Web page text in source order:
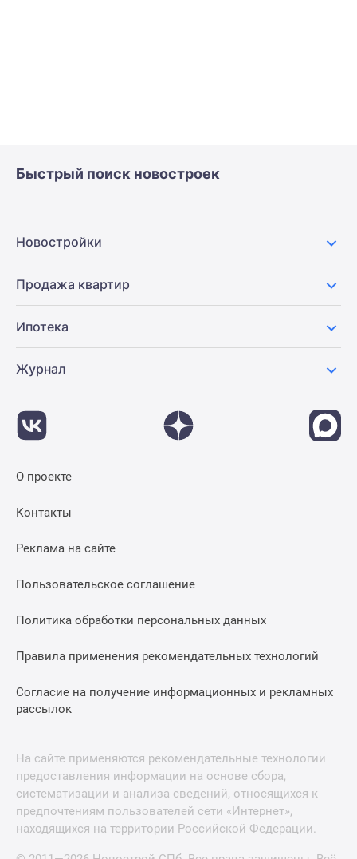
Быстрый поиск новостроек
Новостройки
Продажа квартир
Ипотека
Журнал
О проекте
Контакты
Реклама на сайте
Пользовательское соглашение
Политика обработки персональных данных
Правила применения рекомендательных технологий
Согласие на получение информационных и рекламных
рассылок
На сайте применяются рекомендательные технологии
предоставления информации на основе сбора,
систематизации и анализа сведений, относящихся к
предпочтениям пользователей сети «Интернет»,
находящихся на территории Российской Федерации.